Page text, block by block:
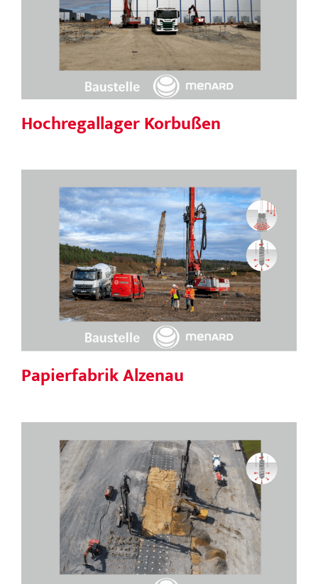
Hochregallager Korbußen
Hochregallager Korbußen
Papierfabrik Alzenau
Papierfabrik Alzenau
Sedimentationsbecken und Eindicker